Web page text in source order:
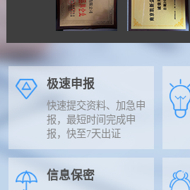
极速申报
快速提交资料、加急申
报，最短时间完成申
报，快至7天出证
信息保密